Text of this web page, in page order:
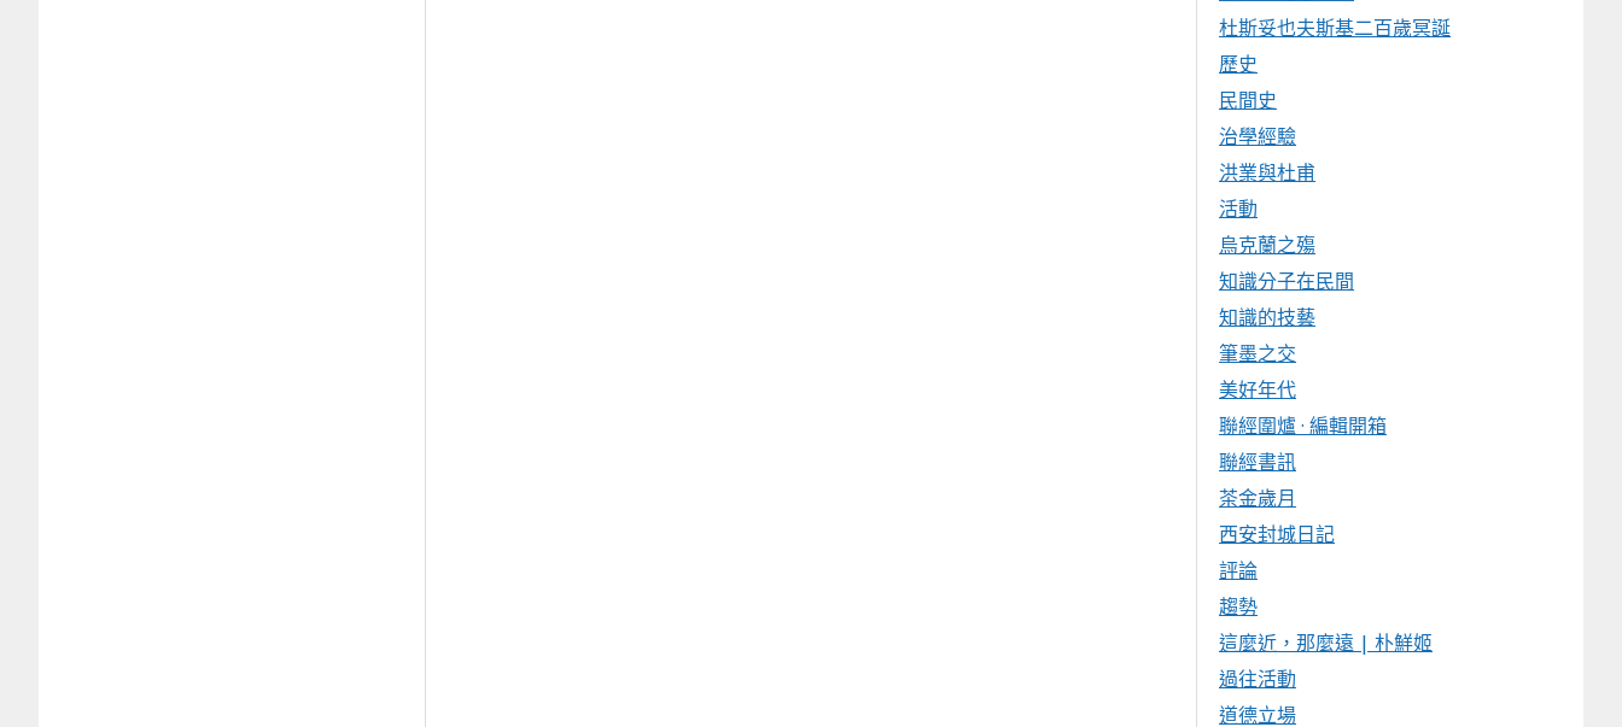
杜斯妥也夫斯基二百歲冥誕
歷史
民間史
治學經驗
洪業與杜甫
活動
烏克蘭之殤
知識分子在民間
知識的技藝
筆墨之交
美好年代
聯經圍爐 · 編輯開箱
聯經書訊
茶金歲月
西安封城日記
評論
趨勢
這麼近，那麼遠 | 朴鮮姬
過往活動
道德立場